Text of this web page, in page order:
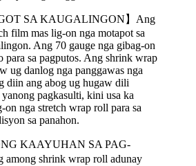
SA KAUGALINGON】Ang
film mas lig-on nga motapot sa
Ang 70 gauge nga gibag-on
para sa pagputos. Ang shrink wrap
ug danlog nga panggawas nga
diin ang abog ug hugaw dili
pagkasulti, kini usa ka
on nga stretch wrap roll para sa
sa panahon.
KAAYUHAN SA PAG-
shrink wrap roll adunay